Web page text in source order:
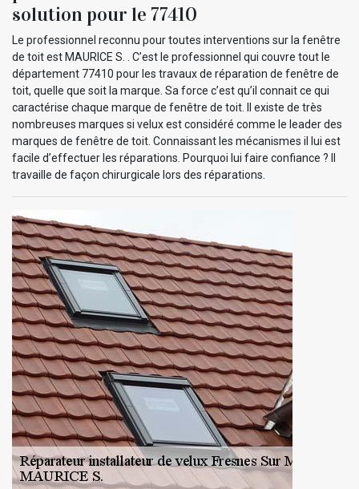
solution pour le 77410
Le professionnel reconnu pour toutes interventions sur la fenêtre
de toit est MAURICE S. . C’est le professionnel qui couvre tout le
département 77410 pour les travaux de réparation de fenêtre de
toit, quelle que soit la marque. Sa force c’est qu’il connait ce qui
caractérise chaque marque de fenêtre de toit. Il existe de très
nombreuses marques si velux est considéré comme le leader des
marques de fenêtre de toit. Connaissant les mécanismes il lui est
facile d’effectuer les réparations. Pourquoi lui faire confiance ? Il
travaille de façon chirurgicale lors des réparations.